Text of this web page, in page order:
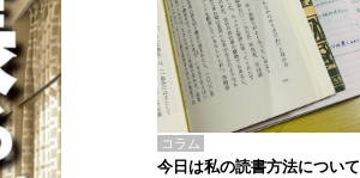
コラム
今日は私の読書方法について